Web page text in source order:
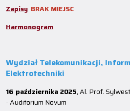
Zapisy BRAK MIEJSC
Harmonogram
Wydział Telekomunikacji,
Elektrotechniki
16 października 2025, Al. Prof.
- Auditorium Novum